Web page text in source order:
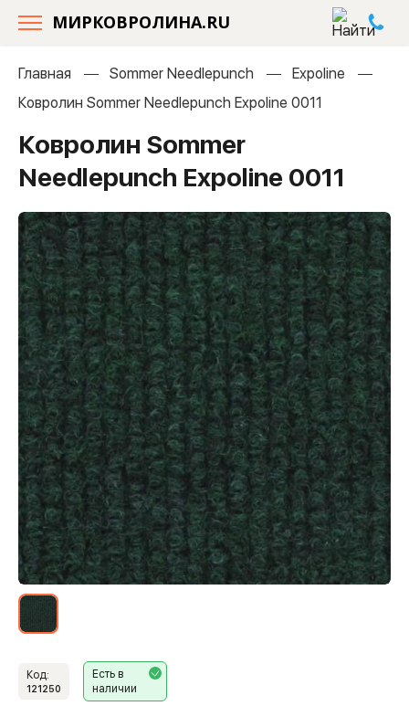
МИРКОВРОЛИНА.RU
Главная Sommer Needlepunch
Expoline
Ковролин Sommer Needlepunch Expoline 0011
Ковролин Sommer
Needlepunch Expoline 0011
Код:
121250
Есть в
наличии